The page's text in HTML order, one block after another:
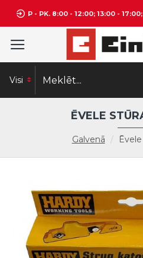
P - PK. 8:00 - 12:00; 13:00 -
Visi
Galvenā
ĒVELE